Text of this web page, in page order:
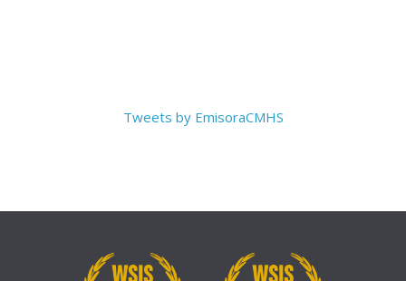
Tweets by EmisoraCMHS